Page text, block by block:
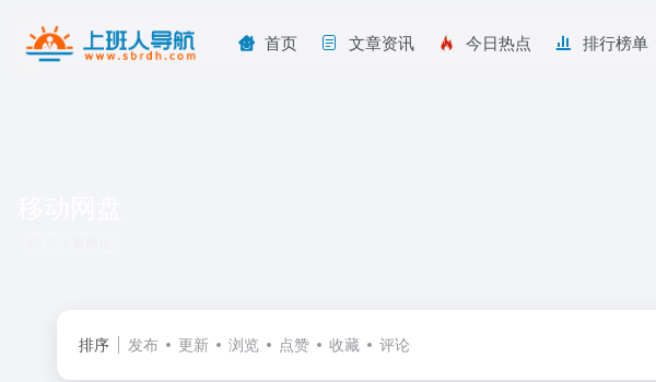
首页 文章资讯 今日热点 排行榜单
排序 发布 更新 浏览 点赞 收藏 评论